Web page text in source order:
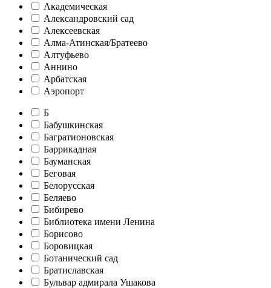
Академическая
Александровский сад
Алексеевская
Алма-Атинская/Братеево
Алтуфьево
Аннино
Арбатская
Аэропорт
Б
Бабушкинская
Багратионовская
Баррикадная
Бауманская
Беговая
Белорусская
Беляево
Бибирево
Библиотека имени Ленина
Борисово
Боровицкая
Ботанический сад
Братиславская
Бульвар адмирала Ушакова